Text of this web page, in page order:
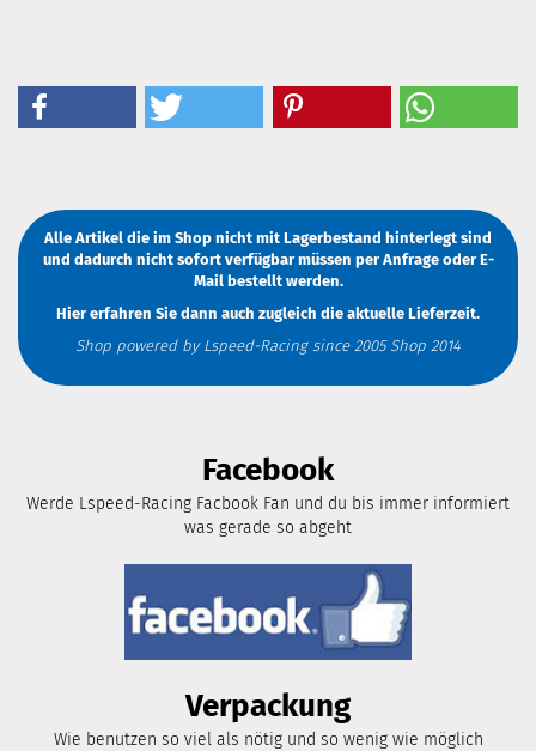
Alle Artikel die im Shop nicht mit Lagerbestand hinterlegt sind
und dadurch nicht sofort verfügbar müssen per AnfrageoderE-
Mailbestellt werden.
Hier erfahren Sie dann auch zugleich die aktuelle Lieferzeit.
Shop powered by Lspeed-Racing since 2005 Shop 2014
Facebook
Werde Lspeed-Racing Facbook Fan und du bis immer informiert
was gerade so abgeht
Verpackung
Wie benutzen so viel als nötig und so wenig wie möglich